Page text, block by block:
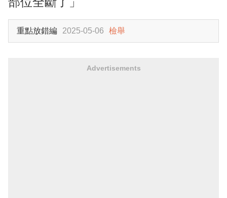
重點放錯編 2025-05-06 檢舉
Advertisements